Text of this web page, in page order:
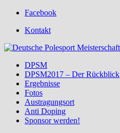
Facebook
Kontakt
DPSM
DPSM2017 – Der Rückblick
Ergebnisse
Fotos
Austragungsort
Anti Doping
Sponsor werden!